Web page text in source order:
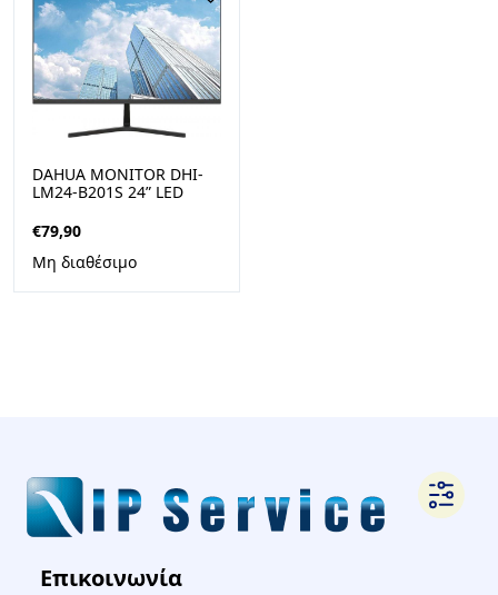
DAHUA MONITOR DHI-
LM24-B201S 24” LED
€79,90
Μη διαθέσιμο
Επικοινωνία